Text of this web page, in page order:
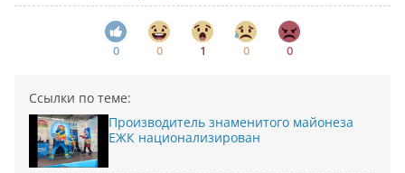
0 0 1 0 0
Ссылки по теме:
Производитель знаменитого майонеза
ЕЖК национализирован